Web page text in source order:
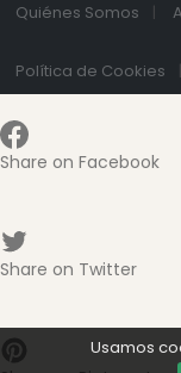
Usamos
Quiénes Somos
Política de Cookies
Share on Facebook
Share on Twitter